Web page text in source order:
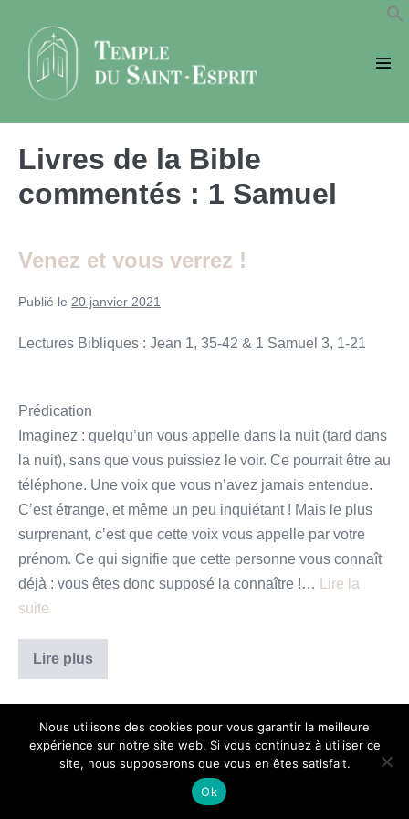
contenu
Livres de la Bible
commentés : 1 Samuel
Venez et vous verrez !
Publié le 20 janvier 2021
Lectures Bibliques : Jean 1, 35-42 & 1 Samuel 3, 1-21
Prédication
Imaginez : quelqu’un vous appelle dans la nuit (tard dans
la nuit), sans que vous puissiez le voir. Ce pourrait être au
téléphone. Une voix que vous n’avez jamais entendue.
C’est étrange, et même un peu inquiétant ! Mais le plus
surprenant, c’est que cette voix vous appelle par votre
prénom. Ce qui signifie que cette personne vous connaît
déjà : vous êtes donc supposé la connaître !…
Lire la
suite
Lire plusVenez
verrez !
Nous utilisons des cookies pour vous garantir la meilleure
expérience sur notre site web. Si vous continuez à utiliser ce
site, nous supposerons que vous en êtes satisfait.
Ok